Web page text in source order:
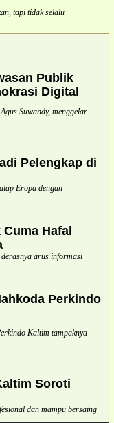
tapi tidak selalu
Publik
Digital
Suwandy, menggelar
Pelengkap di
Eropa dengan
Hafal
derasnya arus informasi
Perkindo
Kaltim tampaknya
Soroti
dan mampu bersaing